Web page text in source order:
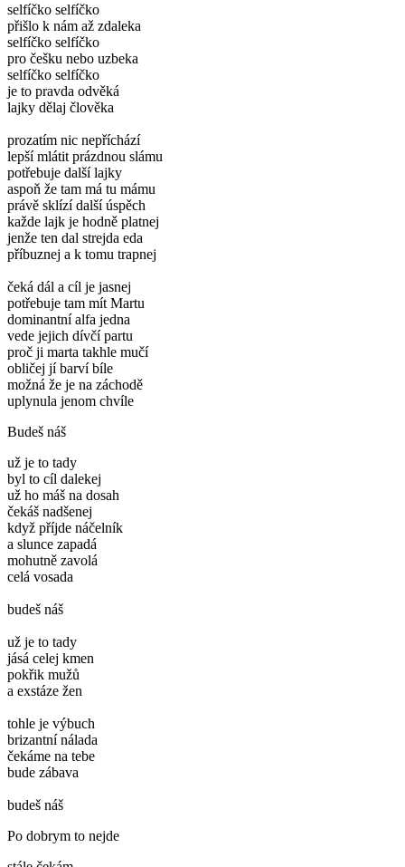
selfíčko selfíčko
přišlo k nám až zdaleka
selfíčko selfíčko
pro češku nebo uzbeka
selfíčko selfíčko
je to pravda odvěká
lajky dělaj člověka
prozatím nic nepříchází
lepší mlátit prázdnou slámu
potřebuje další lajky
aspoň že tam má tu mámu
právě sklízí další úspěch
každe lajk je hodně platnej
jenže ten dal strejda eda
příbuznej a k tomu trapnej
čeká dál a cíl je jasnej
potřebuje tam mít Martu
dominantní alfa jedna
vede jejich dívčí partu
proč ji marta takhle mučí
obličej jí barví bíle
možná že je na záchodě
uplynula jenom chvíle
Budeš náš
už je to tady
byl to cíl dalekej
už ho máš na dosah
čekáš nadšenej
když příjde náčelník
a slunce zapadá
mohutně zavolá
celá vosada
budeš náš
už je to tady
jásá celej kmen
pokřik mužů
a exstáze žen
tohle je výbuch
brizantní nálada
čekáme na tebe
bude zábava
budeš náš
Po dobrym to nejde